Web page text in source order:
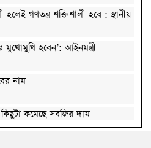
হলেই গণতন্ত্র শক্তিশালী হবে : স্থানীয়
হবেন’: আইনমন্ত্রী
নাম
কমেছে সবজির দাম